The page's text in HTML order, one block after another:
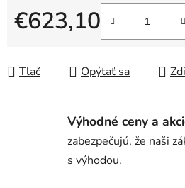
€623,10
Tlač Opýtať sa
Výhodné ceny a
zabezpečujú, že naši
s výhodou.